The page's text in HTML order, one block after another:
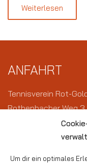
Um dir ein optimales
Weiterlesen
ANFAHRT
Tennisverein Rot-
Rothenbacher Weg 3
KONTAKT